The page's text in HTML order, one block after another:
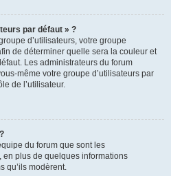
par défaut » ?
d’utilisateurs, votre groupe
de déterminer quelle sera la couleur et
Les administrateurs du forum
même votre groupe d’utilisateurs par
de l’utilisateur.
du forum que sont les
en plus de quelques informations
qu’ils modèrent.